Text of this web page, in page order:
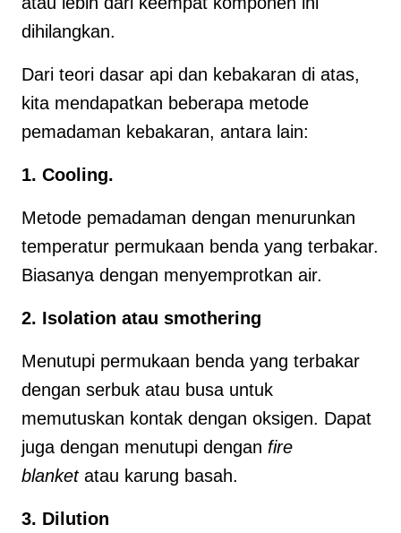
dihilangkan.
Dari teori dasar api dan kebakaran di atas,
kita mendapatkan beberapa metode
pemadaman kebakaran, antara lain:
1. Cooling.
Metode pemadaman dengan menurunkan
temperatur permukaan benda yang terbakar.
Biasanya dengan menyemprotkan air.
2. Isolation atau smothering
Menutupi permukaan benda yang terbakar
dengan serbuk atau busa untuk
memutuskan kontak dengan oksigen. Dapat
juga dengan menutupi dengan fire
blanketatau karung basah.
3. Dilution